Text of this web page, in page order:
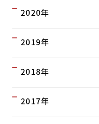
2020年
2019年
2018年
2017年